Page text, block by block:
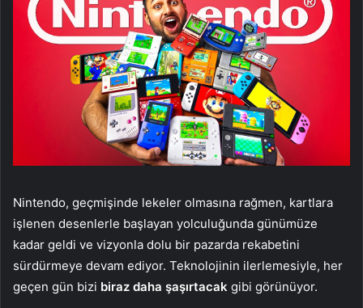
Nintendo, geçmişinde lekeler olmasına rağmen, kartlara
işlenen desenlerle başlayan yolculuğunda günümüze
kadar geldi ve vizyonla dolu bir pazarda rekabetini
sürdürmeye devam ediyor. Teknolojinin ilerlemesiyle, her
geçen gün bizi biraz daha şaşırtacak gibi görünüyor.